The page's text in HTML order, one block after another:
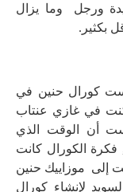
عدد المشاركين فيه ٦٠ سيدة ورجل وما يزال
بكثير.
كورال حنين في
“عندما كنت في غازي عنتاب
أن الوقت الذي
الكورال كانت
إلى موزاييك حنين
لإنشاء كورال